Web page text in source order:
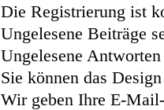
Die Registrierung ist
Ungelesene Beiträge
Ungelesene
Sie können das
Wir geben Ihre E-